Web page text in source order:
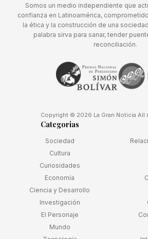
Somos un medio independiente que
confianza en Latinoamérica,
la ética y la construcción de una
palabra sirva para sanar, tender
reconciliación.
Copyright © 2026 La Gran Noticia All
Categorias
Sociedad
Cultura
Curiosidades
Economía
Ciencia y Desarrollo
Investigación
El Personaje
Mundo